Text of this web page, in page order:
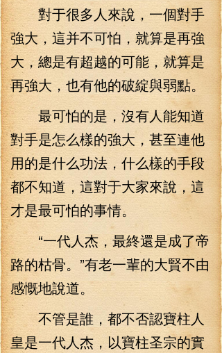
對于很多人來說，一個對手
強大，這并不可怕，就算是再強
大，總是有超越的可能，就算是
再強大，也有他的破綻與弱點。
最可怕的是，沒有人能知道
對手是怎么樣的強大，甚至連他
用的是什么功法，什么樣的手段
都不知道，這對于大家來說，這
才是最可怕的事情。
“一代人杰，最終還是成了帝
路的枯骨。”有老一輩的大賢不由
感慨地說道。
不管是誰，都不否認寶柱人
皇是一代人杰，以寶柱圣宗的實